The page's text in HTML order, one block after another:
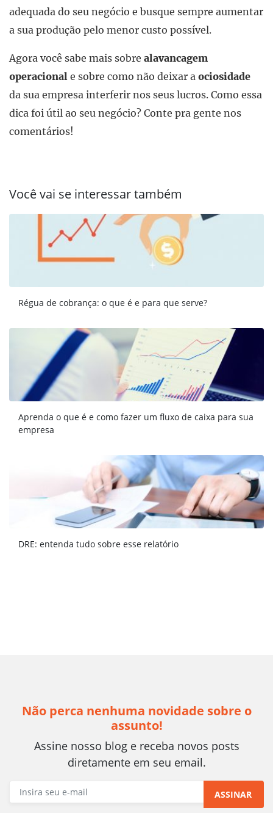
adequada do seu negócio e busque sempre aumentar
a sua produção pelo menor custo possível.
Agora você sabe mais sobre alavancagem
operacional e sobre como não deixar a ociosidade
da sua empresa interferir nos seus lucros. Como essa
dica foi útil ao seu negócio? Conte pra gente nos
comentários!
Você vai se interessar também
Régua de cobrança: o que é e para que serve?
Aprenda o que é e como fazer um fluxo de caixa para sua
empresa
DRE: entenda tudo sobre esse relatório
Não perca nenhuma novidade sobre o
assunto!
Assine nosso blog e receba novos posts
diretamente em seu email.
ASSINAR